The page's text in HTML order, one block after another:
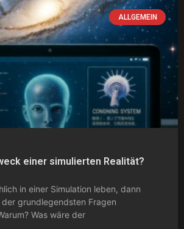
ALLGEMEIN
einer simulierten Realität?
in einer Simulation leben, dann
grundlegendsten Fragen
Was wäre der